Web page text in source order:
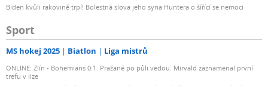
Biden kvůli rakovině trpí! Bolestná slova jeho syna Huntera o šířící se nemoci
Sport
MS hokej 2025 Biatlon Liga mistrů
ONLINE: Zlín - Bohemians 0:1. Pražané po půli vedou. Mirvald zaznamenal první
trefu v lize